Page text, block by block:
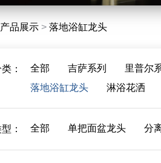
产品展示 >落地浴缸龙头
： 全部 吉萨系列 里普尔
落地浴缸龙头
淋浴花洒
： 全部 单把面盆龙头 分